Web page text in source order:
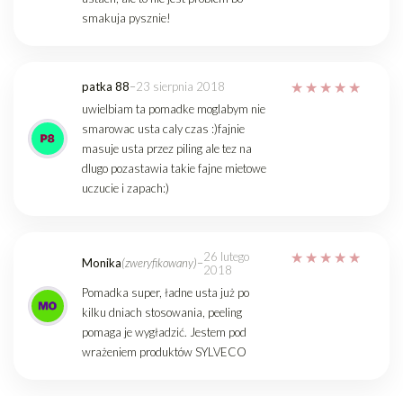
smakuja pysznie!
patka 88–23 sierpnia 2018
uwielbiam ta pomadke moglabym nie
smarowac usta caly czas :)fajnie
masuje usta przez piling ale tez na
dlugo pozastawia takie fajne mietowe
uczucie i zapach:)
Monika(zweryfikowany)–26 lutego
2018
Pomadka super, ładne usta już po
kilku dniach stosowania, peeling
pomaga je wygładzić. Jestem pod
wrażeniem produktów SYLVECO